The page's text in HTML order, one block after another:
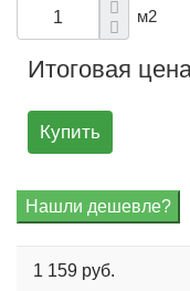
м2
Итоговая
Купить
1 159 руб.